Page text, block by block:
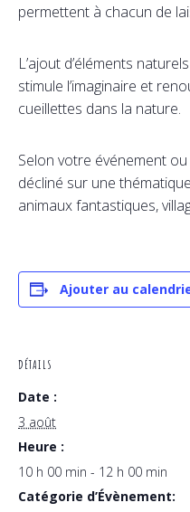
permettent à chacun de
L’ajout d’éléments
stimule l’imaginaire et
cueillettes dans la nature.
Selon votre événement
décliné sur une
animaux fantastiques,
Ajouter au
DÉTAILS
Date :
3 août
Heure :
10 h 00 min - 12 h 00 min
Catégorie d’Évènement: